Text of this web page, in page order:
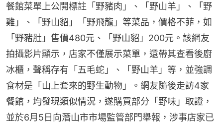
餐館菜單上公開標註「野豬肉」、「野山羊」、「野
雞」、「野山貂」「野飛龍」等菜品，價格不菲，如
「野豬肚」售價480元、「野山貂」200元。該網友
拍攝影片顯示，店家不僅展示菜單，還帶其查看後廚
冰櫃，聲稱存有「五毛蛇」、「野山羊」等，並強調
食材是「山上套來的野生動物」。網友隨後走訪4家
餐館，均發現類似情況，遂購買部分「野味」取證，
並於6月5日向潛山市市場監管部門舉報，涉事店家已